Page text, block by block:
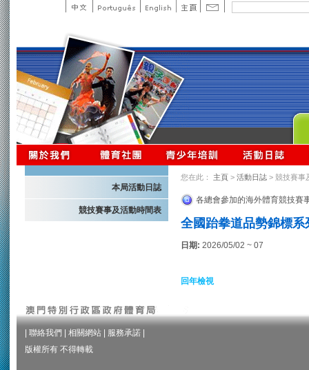
本局活動日誌
競技賽事及活動時間表
您在此： 主頁 > 活動日誌 > 競技賽事
各總會參加的海外體育競技賽
全國跆拳道品勢錦標
日期: 2026/05/02 ~ 07
回年檢視
聯絡我們 相關網站 服務承諾
版權所有 不得轉載